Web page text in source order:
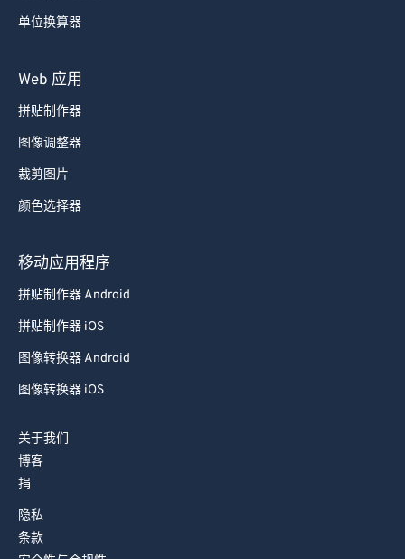
单位换算器
Web 应用
拼贴制作器
图像调整器
裁剪图片
颜色选择器
移动应用程序
拼贴制作器 Android
拼贴制作器 iOS
图像转换器 Android
图像转换器 iOS
关于我们
博客
捐
隐私
条款